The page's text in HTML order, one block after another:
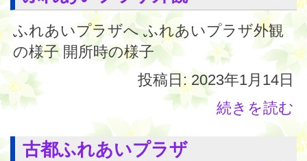
ふれあいプラザへ ふれあいプラザ外観
の様子 開所時の様子
投稿日: 2023年1月14日
続きを読む
古都ふれあいプラザ